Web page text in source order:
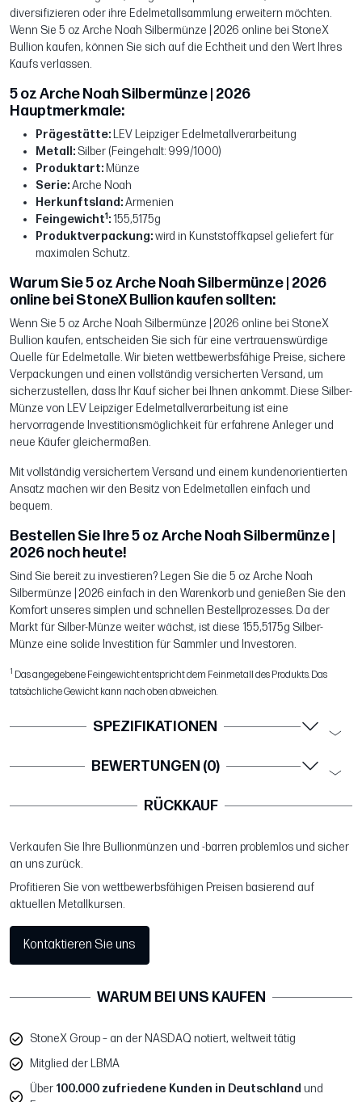
diversifizieren oder ihre Edelmetallsammlung erweitern möchten.
Wenn Sie 5 oz Arche Noah Silbermünze | 2026 online bei StoneX
Bullion kaufen, können Sie sich auf die Echtheit und den Wert Ihres
Kaufs verlassen.
5 oz Arche Noah Silbermünze | 2026
Hauptmerkmale:
Prägestätte: LEV Leipziger Edelmetallverarbeitung
Metall: Silber (Feingehalt: 999/1000)
Produktart: Münze
Serie:Arche Noah
Herkunftsland:Armenien
Feingewicht1: 155,5175g
Produktverpackung:wird in Kunststoffkapsel geliefert für
maximalen Schutz.
Warum Sie 5 oz Arche Noah Silbermünze | 2026
online bei StoneX Bullion kaufen sollten:
Wenn Sie 5 oz Arche Noah Silbermünze | 2026 online bei StoneX
Bullion kaufen, entscheiden Sie sich für eine vertrauenswürdige
Quelle für Edelmetalle. Wir bieten wettbewerbsfähige Preise, sichere
Verpackungen und einen vollständig versicherten Versand, um
sicherzustellen, dass Ihr Kauf sicher bei Ihnen ankommt. Diese Silber-
Münze von LEV Leipziger Edelmetallverarbeitung ist eine
hervorragende Investitionsmöglichkeit für erfahrene Anleger und
neue Käufer gleichermaßen.
Mit vollständig versichertem Versand und einem kundenorientierten
Ansatz machen wir den Besitz von Edelmetallen einfach und
bequem.
Bestellen Sie Ihre 5 oz Arche Noah Silbermünze |
2026 noch heute!
Sind Sie bereit zu investieren? Legen Sie die 5 oz Arche Noah
Silbermünze | 2026 einfach in den Warenkorb und genießen Sie den
Komfort unseres simplen und schnellen Bestellprozesses. Da der
Markt für Silber-Münze weiter wächst, ist diese 155,5175g Silber-
Münze eine solide Investition für Sammler und Investoren.
1 Das angegebene Feingewicht entspricht dem Feinmetall des Produkts. Das
tatsächliche Gewicht kann nach oben abweichen.
SPEZIFIKATIONEN
BEWERTUNGEN (0)
RÜCKKAUF
Verkaufen Sie Ihre Bullionmünzen und -barren problemlos und sicher
an uns zurück.
Profitieren Sie von wettbewerbsfähigen Preisen basierend auf
aktuellen Metallkursen.
Kontaktieren Sie uns
WARUM BEI UNS KAUFEN
StoneX Group – an der NASDAQ notiert, weltweit tätig
Mitglied der LBMA
Über 100.000 zufriedene Kunden in Deutschland und